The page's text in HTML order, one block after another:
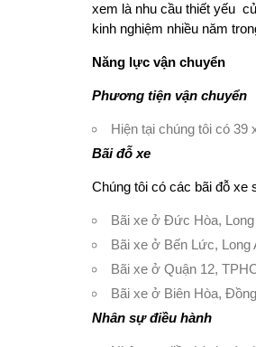
xem là nhu cầu thiết yếu
kinh nghiệm nhiều năm
Năng lực vận chuyển
Phương tiện vận chuyển
Hiện tại chúng tôi có 39
Bãi đỗ xe
Chúng tôi có các bãi đỗ xe
Bãi xe ở Đức Hòa, Long
Bãi xe ở Bến Lức, Long
Bãi xe ở Quận 12,
Bãi xe ở Biên Hòa,
Nhân sự điều hành